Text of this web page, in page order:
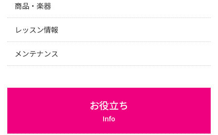
商品・楽器
レッスン情報
メンテナンス
お役立ち
Info